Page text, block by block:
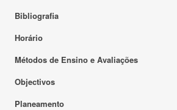
Bibliografia
Horário
Métodos de Ensino e Avaliações
Objectivos
Planeamento